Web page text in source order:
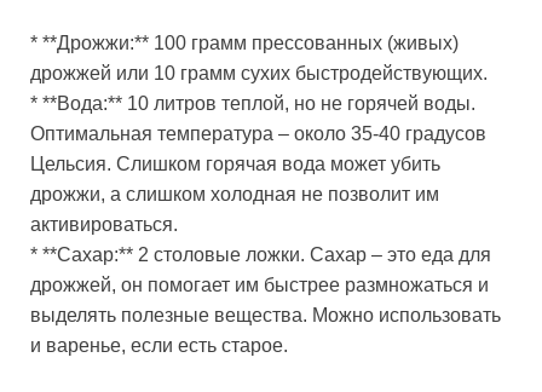
* **Дрожжи:** 100 грамм прессованных (живых)
дрожжей или 10 грамм сухих быстродействующих.
* **Вода:** 10 литров теплой, но не горячей воды.
Оптимальная температура – около 35-40 градусов
Цельсия. Слишком горячая вода может убить
дрожжи, а слишком холодная не позволит им
активироваться.
* **Сахар:** 2 столовые ложки. Сахар – это еда для
дрожжей, он помогает им быстрее размножаться и
выделять полезные вещества. Можно использовать
и варенье, если есть старое.